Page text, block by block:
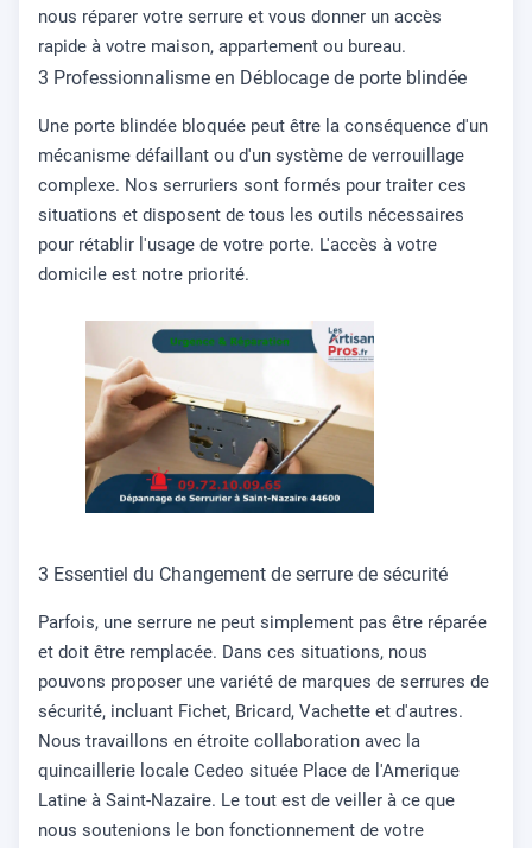
nous réparer votre serrure et vous donner un accès
rapide à votre maison, appartement ou bureau.
3 Professionnalisme en Déblocage de porte blindée
Une porte blindée bloquée peut être la conséquence d'un
mécanisme défaillant ou d'un système de verrouillage
complexe. Nos serruriers sont formés pour traiter ces
situations et disposent de tous les outils nécessaires
pour rétablir l'usage de votre porte. L'accès à votre
domicile est notre priorité.
3 Essentiel du Changement de serrure de sécurité
Parfois, une serrure ne peut simplement pas être réparée
et doit être remplacée. Dans ces situations, nous
pouvons proposer une variété de marques de serrures de
sécurité, incluant Fichet, Bricard, Vachette et d'autres.
Nous travaillons en étroite collaboration avec la
quincaillerie locale Cedeo située Place de l'Amerique
Latine à Saint-Nazaire. Le tout est de veiller à ce que
nous soutenions le bon fonctionnement de votre